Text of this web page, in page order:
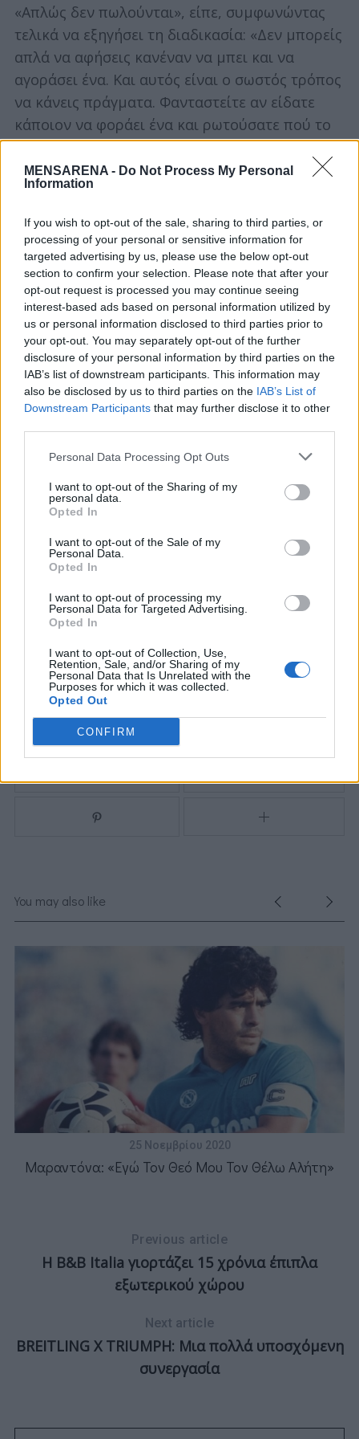
MENSARENA - Do Not Process My Personal
Information
If you wish to opt-out of the sale, sharing to third parties, or
processing of your personal or sensitive information for
targeted advertising by us, please use the below opt-out
section to confirm your selection. Please note that after your
opt-out request is processed you may continue seeing
interest-based ads based on personal information utilized by
us or personal information disclosed to third parties prior to
your opt-out. You may separately opt-out of the further
disclosure of your personal information by third parties on the
IAB’s list of downstream participants. This information may
also be disclosed by us to third parties on the IAB’s List of
Downstream Participants that may further disclose it to other
Personal Data Processing Opt Outs
I want to opt-out of the Sharing of my
personal data.
Opted In
I want to opt-out of the Sale of my
Personal Data.
Opted In
I want to opt-out of processing my
Personal Data for Targeted Advertising.
Opted In
I want to opt-out of Collection, Use,
Retention, Sale, and/or Sharing of my
Personal Data that Is Unrelated with the
Purposes for which it was collected.
Opted Out
CONFIRM
«Απλώς δεν πωλούνται», είπε, συμφωνώντας
τελικά να εξηγήσει τη διαδικασία: «Δεν μπορείς
απλά να αφήσεις κανέναν να μπει και να
αγοράσει ένα. Και αυτός είναι ο σωστός τρόπος
να κάνεις πράγματα. Φανταστείτε αν είδατε
κάποιον να φοράει ένα και ρωτούσατε πού το
πήρε και είπε ότι μπήκε εδώ και μόλις το πήρε.
Πώς θα σας έκανε να νιώθετε αν αγοράζατε
ρολόγια από εμάς εδώ και χρόνια και δεν
είχατε ποτέ ένα;»
«Πρέπει να είστε πραγματικά πιστός πελάτης
Όπως καταλαβαίνετε έμεινα απλά με την
επιθυμία, καθώς ένα τέτοιο μοντέλο ρολογιού
είναι απίθανο να φτάσει στα χέρια ενός κοινού
Tags from the story
luxury watches,Rolex,Rolex Daytona
You may also like
25 Νοεμβρίου 2020
Μαραντόνα: «Εγώ Τον Θεό Μου Τον Θέλω Αλήτη»
Previous article
Η B&B Italia γιορτάζει 15 χρόνια έπιπλα
εξωτερικού χώρου
Next article
BREITLING X TRIUMPH: Μια πολλά υποσχόμενη
συνεργασία
e
a
c
h
f
o
r